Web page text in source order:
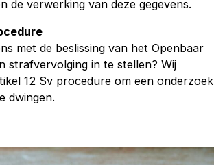
de verwerking van deze gegevens.
met de beslissing van het Openbaar
strafvervolging in te stellen? Wij
12 Sv procedure om een onderzoek
dwingen.